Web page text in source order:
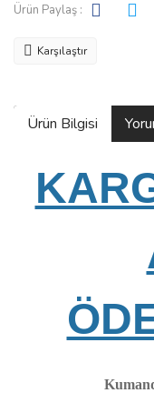
Ürün Paylaş :
Karşılaştır
Ürün Bilgisi